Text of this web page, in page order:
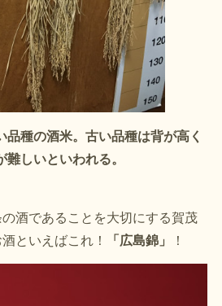
種の酒米。古い品種は背が高く
難しいといわれる。
酒であることを大切にする賀茂
といえばこれ！
「広島錦」 ！